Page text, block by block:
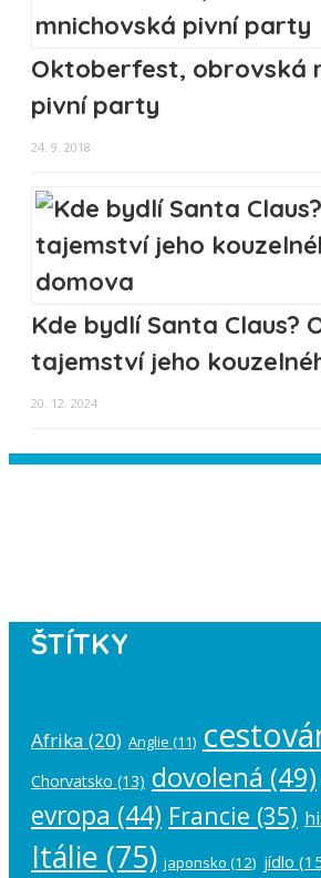
Oktoberfest, obrovská
pivní party
24. 9. 2018
Kde bydlí Santa Claus?
tajemství jeho
20. 12. 2024
ŠTÍTKY
Afrika (20) Anglie (11)
Chorvatsko (13) dovolená (49)
evropa (44) Francie (35)
Itálie (75) japonsko (12) jídlo